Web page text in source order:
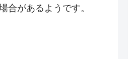
合があるようです。